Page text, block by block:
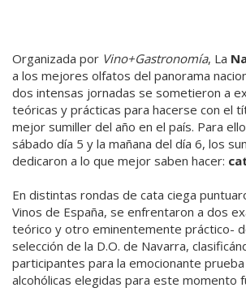
Organizada por Vino+Gastronomía, La
a los mejores olfatos del panorama
dos intensas jornadas se sometieron a
teóricas y prácticas para hacerse con el
mejor sumiller del año en el país. Para
sábado día 5 y la mañana del día 6, los
dedicaron a lo que mejor saben hacer:
En distintas rondas de cata ciega
Vinos de España, se enfrentaron a dos
teórico y otro eminentemente práctico-
selección de la D.O. de Navarra,
participantes para la emocionante
alcohólicas elegidas para este momento